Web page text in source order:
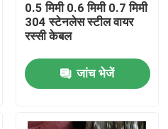
0.5 मिमी 0.6 मिमी 0.7 मिमी
304 स्टेनलेस स्टील वायर
रस्सी केबल
जांच भेजें